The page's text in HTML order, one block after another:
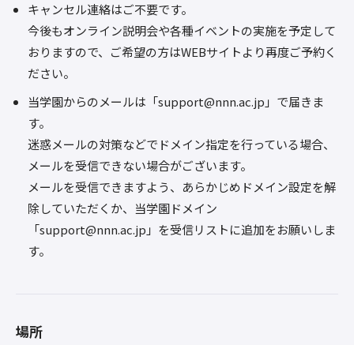
キャンセル連絡はご不要です。
今後もオンライン説明会や各種イベントの実施を予定して
おりますので、ご希望の方はWEBサイトより再度ご予約く
ださい。
当学園からのメールは「support@nnn.ac.jp」で届きま
す。
迷惑メールの対策などでドメイン指定を行っている場合、
メールを受信できない場合がございます。
メールを受信できますよう、あらかじめドメイン設定を解
除していただくか、当学園ドメイン
「support@nnn.ac.jp」を受信リストに追加をお願いしま
す。
場所